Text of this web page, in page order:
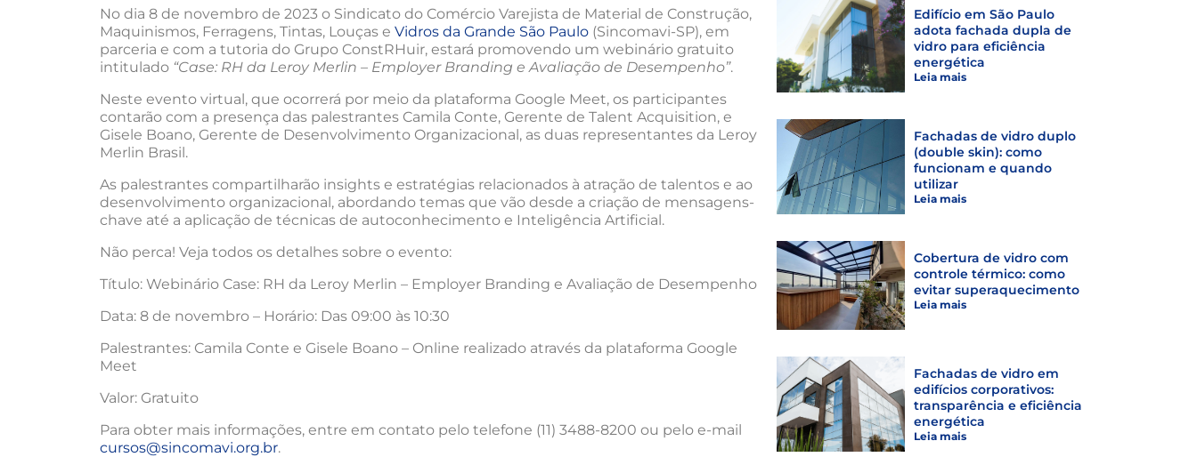
No dia 8 de novembro de 2023 o Sindicato do Comércio Varejista de Material de Construção,
Maquinismos, Ferragens, Tintas, Louças e Vidros da Grande São Paulo (Sincomavi-SP), em
parceria e com a tutoria do Grupo ConstRHuir, estará promovendo um webinário gratuito
intitulado “Case: RH da Leroy Merlin – Employer Branding e Avaliação de Desempenho”.
Neste evento virtual, que ocorrerá por meio da plataforma Google Meet, os participantes
contarão com a presença das palestrantes Camila Conte, Gerente de Talent Acquisition, e
Gisele Boano, Gerente de Desenvolvimento Organizacional, as duas representantes da Leroy
Merlin Brasil.
As palestrantes compartilharão insights e estratégias relacionados à atração de talentos e ao
desenvolvimento organizacional, abordando temas que vão desde a criação de mensagens-
chave até a aplicação de técnicas de autoconhecimento e Inteligência Artificial.
Não perca! Veja todos os detalhes sobre o evento:
Título: Webinário Case: RH da Leroy Merlin – Employer Branding e Avaliação de Desempenho
Data: 8 de novembro – Horário: Das 09:00 às 10:30
Palestrantes: Camila Conte e Gisele Boano – Online realizado através da plataforma Google
Meet
Valor: Gratuito
Para obter mais informações, entre em contato pelo telefone (11) 3488-8200 ou pelo e-mail
cursos@sincomavi.org.br.
Edifício em São Paulo
adota fachada dupla de
vidro para eficiência
energética
Leia mais
Fachadas de vidro duplo
(double skin): como
funcionam e quando
utilizar
Leia mais
Cobertura de vidro com
controle térmico: como
evitar superaquecimento
Leia mais
Fachadas de vidro em
edifícios corporativos:
transparência e eficiência
energética
Leia mais